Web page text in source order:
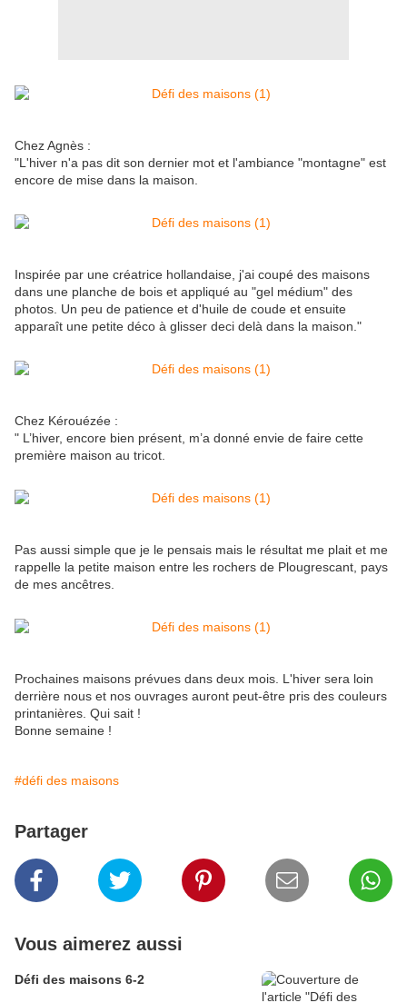
Chez Agnès :
"L'hiver n'a pas dit son dernier mot et l'ambiance "montagne" est
encore de mise dans la maison.
Inspirée par une créatrice hollandaise, j'ai coupé des maisons
dans une planche de bois et appliqué au "gel médium" des
photos. Un peu de patience et d'huile de coude et ensuite
apparaît une petite déco à glisser deci delà dans la maison."
Chez Kérouézée :
" L’hiver, encore bien présent, m’a donné envie de faire cette
première maison au tricot.
Pas aussi simple que je le pensais mais le résultat me plait et me
rappelle la petite maison entre les rochers de Plougrescant, pays
de mes ancêtres.
Prochaines maisons prévues dans deux mois. L'hiver sera loin
derrière nous et nos ouvrages auront peut-être pris des couleurs
printanières. Qui sait !
Bonne semaine !
#défi des maisons
Partager
Vous aimerez aussi
Défi des maisons 6-2